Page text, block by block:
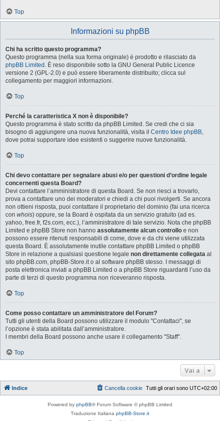
Top
Informazioni su phpBB
Chi ha scritto questo programma?
Questo programma (nella sua forma originale) è prodotto e rilasciato da
phpBB Limited . È reso disponibile sotto la GNU General Public Licence
versione 2 (GPL-2.0) e può essere liberamente distribuito; clicca sul
collegamento per maggiori informazioni.
Top
Perché la caratteristica X non è disponibile?
Questo programma è stato scritto da phpBB Limited. Se credi che ci sia
bisogno di aggiungere una nuova funzionalità, visita il Centro Idee phpBB,
dove potrai supportare idee esistenti o suggerire nuove funzionalità.
Top
Chi devo contattare per segnalare abusi e/o per questioni d’ordine legale
concernenti questa Board?
Devi contattare l’amministratore di questa Board. Se non riesci a trovarlo,
prova a contattare uno dei moderatori e chiedi a chi puoi rivolgerti. Se ancora
non ottieni risposta, puoi contattare il proprietario del dominio (fai una ricerca
con whois) oppure, se la Board è ospitata da un servizio gratuito (ad es.
yahoo, free.fr, f2s.com, ecc.), l’amministratore di tale servizio. Nota che phpBB
Limited e phpBB Store non hanno assolutamente alcun controllo e non
possono essere ritenuti responsabili di come, dove e da chi viene utilizzata
questa Board. È assolutamente inutile contattare phpBB Limited o phpBB
Store in relazione a qualsiasi questione legale non direttamente collegata al
sito phpBB.com, phpBB-Store.it o al software phpBB stesso. I messaggi di
posta elettronica inviati a phpBB Limited o a phpBB Store riguardanti l’uso da
parte di terzi di questo programma non riceveranno risposta.
Top
Come posso contattare un amministratore del Forum?
Tutti gli utenti della Board possono utilizzare il modulo "Contattaci", se
l’opzione è stata abilitata dall’amministratore.
I membri della Board possono anche usare il collegamento "Staff".
Top
Vai a
Indice Tutti gli orari sono UTC+02:00
Cancella cookie
Powered by phpBB® Forum Software © phpBB Limited
Traduzione Italiana phpBB-Store.it